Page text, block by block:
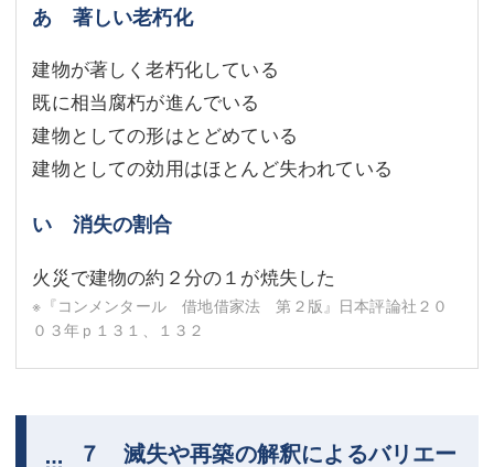
あ 著しい老朽化
建物が著しく老朽化している
既に相当腐朽が進んでいる
建物としての形はとどめている
建物としての効用はほとんど失われている
い 消失の割合
火災で建物の約２分の１が焼失した
※『コンメンタール 借地借家法 第２版』日本評論社２０
０３年ｐ１３１、１３２
７ 滅失や再築の解釈によるバリエー